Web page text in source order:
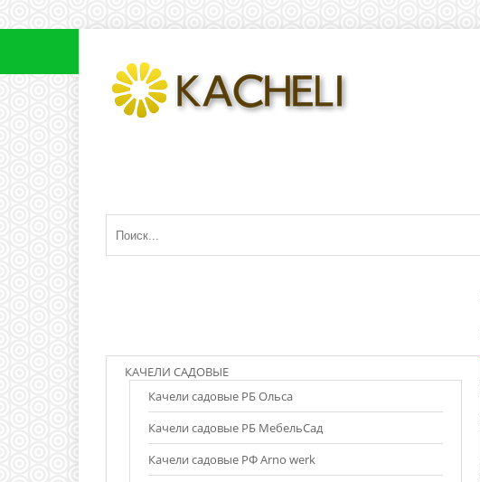
КАЧЕЛИ САДОВЫЕ
Качели садовые РБ Ольса
Качели садовые РБ МебельСад
Качели садовые РФ Arno werk